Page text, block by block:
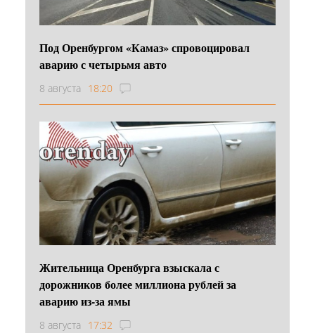
Под Оренбургом «Камаз» спровоцировал
аварию с четырьмя авто
8 августа 18:20
Жительница Оренбурга взыскала с
дорожников более миллиона рублей за
аварию из-за ямы
8 августа 17:32